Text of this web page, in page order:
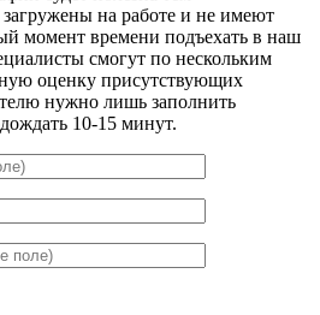
на работе и не имеют
момент времени подъехать в наш
смогут по нескольким
оценку присутствующих
нужно лишь заполнить
10-15 минут.